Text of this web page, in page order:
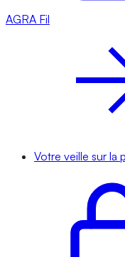
AGRA Fil
Votre veille sur la